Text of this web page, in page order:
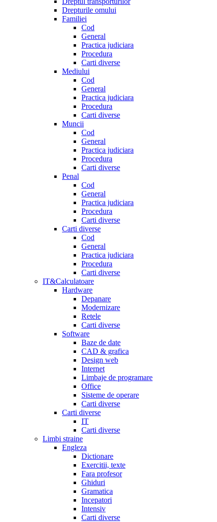
Drepturile omului
Familiei
Cod
General
Practica judiciara
Procedura
Carti diverse
Mediului
Cod
General
Practica judiciara
Procedura
Carti diverse
Muncii
Cod
General
Practica judiciara
Procedura
Carti diverse
Penal
Cod
General
Practica judiciara
Procedura
Carti diverse
Carti diverse
Cod
General
Practica judiciara
Procedura
Carti diverse
IT&Calculatoare
Hardware
Depanare
Modernizare
Retele
Carti diverse
Software
Baze de date
CAD & grafica
Design web
Internet
Limbaje de programare
Office
Sisteme de operare
Carti diverse
Carti diverse
IT
Carti diverse
Limbi straine
Engleza
Dictionare
Exercitii, texte
Fara profesor
Ghiduri
Gramatica
Incepatori
Intensiv
Carti diverse